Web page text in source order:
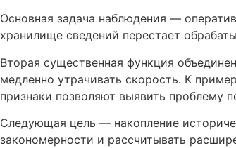
Основная задача наблюдения —
хранилище сведений перестает
Вторая существенная функция
медленно утрачивать скорость. К
признаки позволяют выявить проблему
Следующая цель — накопление
закономерности и рассчитывать